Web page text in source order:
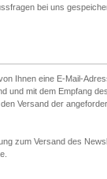
bei uns
Ihnen eine E-Mail-
und mit dem Empfang
Versand der
zum Versand des